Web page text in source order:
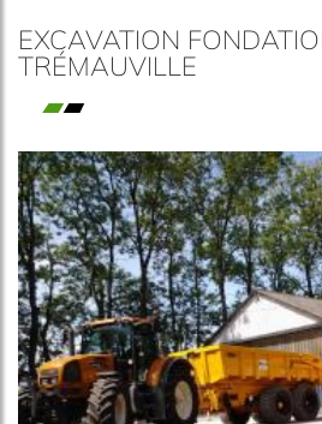
EXCAVATION
TRÉMAUVILLE